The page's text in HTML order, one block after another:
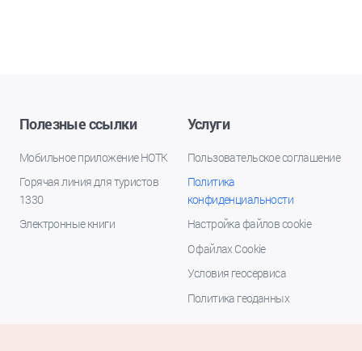
Полезные ссылки
Мобильное приложение НОТК
Горячая линия для туристов
1330
Электронные книги
Услуги
Пользовательское соглашение
Политика
конфиденциальности
Настройка файлов cookie
О файлах Cookie
Условия геосервиса
Политика геоданных